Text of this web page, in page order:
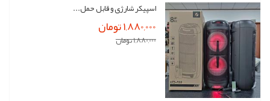
اسپیکر شارژی و قابل حمل...
1,880,000 تومان
1,880,000 تومان